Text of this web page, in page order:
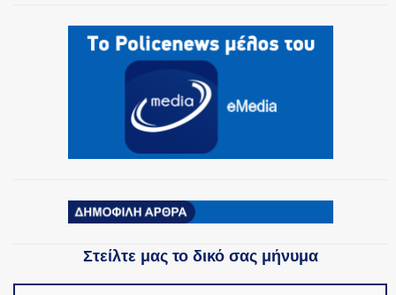
Στείλτε μας το δικό σας μήνυμα